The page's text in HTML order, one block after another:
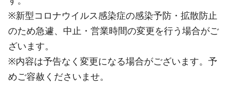
※新型コロナウイルス感染症の感染予防・拡散防止
のため急遽、中止・営業時間の変更を行う場合がご
ざいます。
※内容は予告なく変更になる場合がございます。予
めご容赦くださいませ。